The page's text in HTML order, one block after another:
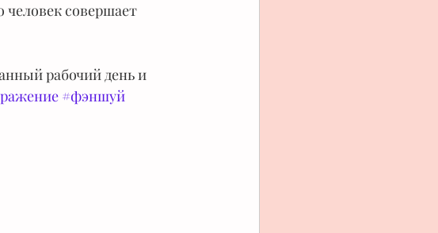
человек совершает
рабочий день и
#фэншуй